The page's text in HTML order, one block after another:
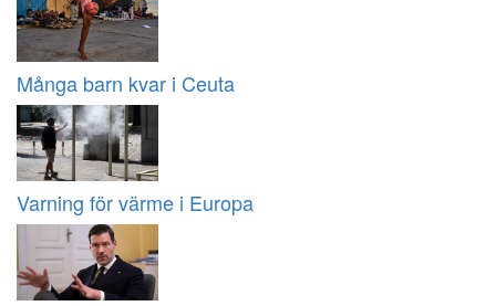
Många barn kvar i Ceuta
Varning för värme i Europa